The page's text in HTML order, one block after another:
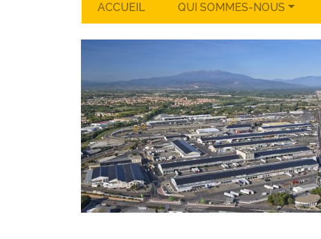
ACCUEIL QUI SOMMES-NOUS